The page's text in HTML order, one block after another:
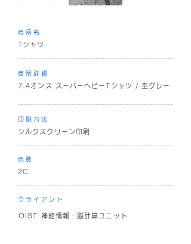
商品名
Tシャツ
商品詳細
7.4オンス スーパーヘビーTシャツ / 杢グレー
印刷方法
シルクスクリーン印刷
色数
2C
クライアント
OIST 神経情報・脳計算ユニット